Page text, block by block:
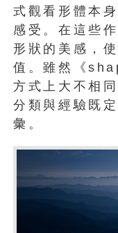
式觀看形體本
感受。在這些
形狀的美感，
值。雖然《
方式上大不相
分類與經驗既
彙。